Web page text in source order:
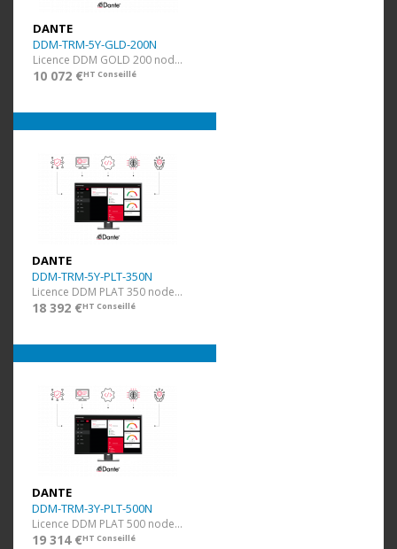
DANTE
DDM-TRM-5Y-GLD-200N
Licence DDM GOLD 200 nodes et 40 domaines + 5 ans
10 072 €HT Conseillé
DANTE
DDM-TRM-5Y-PLT-350N
Licence DDM PLAT 350 nodes et 70 domaines + 5 ans
18 392 €HT Conseillé
DANTE
DDM-TRM-3Y-PLT-500N
Licence DDM PLAT 500 nodes et 100 domaines + 3 ans
19 314 €HT Conseillé